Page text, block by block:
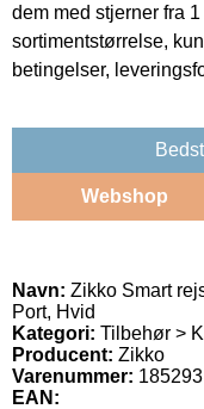
dem med stjerner fra
sortimentstørrelse,
betingelser,
Webshop
Navn: Zikko Smart
Port, Hvid
Kategori: Tilbehør >
Producent: Zikko
Varenummer: 185293
EAN: